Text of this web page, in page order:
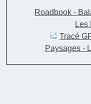
Roadbook -
Les
Tracé
Paysages -